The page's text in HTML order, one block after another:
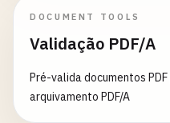
DOCUMENT TOOLS
Validação PDF/A
Pré-valida documentos
arquivamento PDF/A